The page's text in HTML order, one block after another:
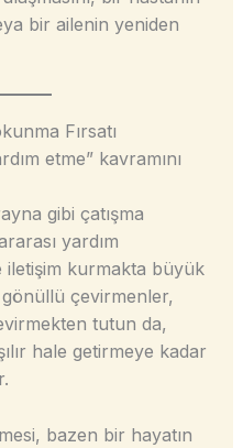
bir ailenin yeniden
Fırsatı
etme” kavramını
gibi çatışma
yardım
iletişim kurmakta büyük
çevirmenler,
tutun da,
hale getirmeye kadar
bazen bir hayatın